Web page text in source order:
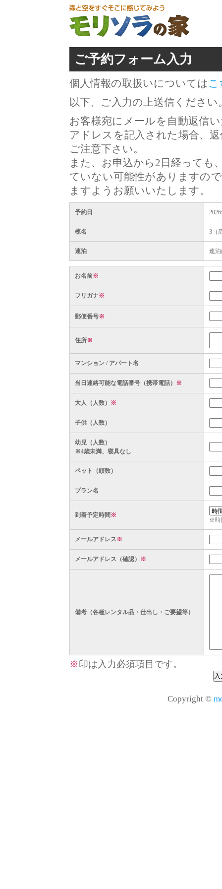
ご予約フォーム入力
個人情報の取扱いについては こ
以下、ご入力の上送信ください
お客様宛にメールを自動返信
アドレスを記入された場合、
ご注意下さい。
また、お申込から2日経っても
ていない可能性がありますの
ますようお願いいたします。
予約日
棟名 3（
連泊 連
お名前※
フリガナ※
郵便番号※
住所※
マンション / アパート名
当日連絡可能な電話番号（携帯電話） ※
大人（人数） ※
子供（人数）
幼児（人数）
※4歳未満、寝具なし
ペット（頭数）
プラン名
到着予定時間※
※時
メールアドレス※
メールアドレス（確認） ※
備考（各種レンタル品・仕出し・ご要望等）
※印は入力必須項目です。
Copyright ©